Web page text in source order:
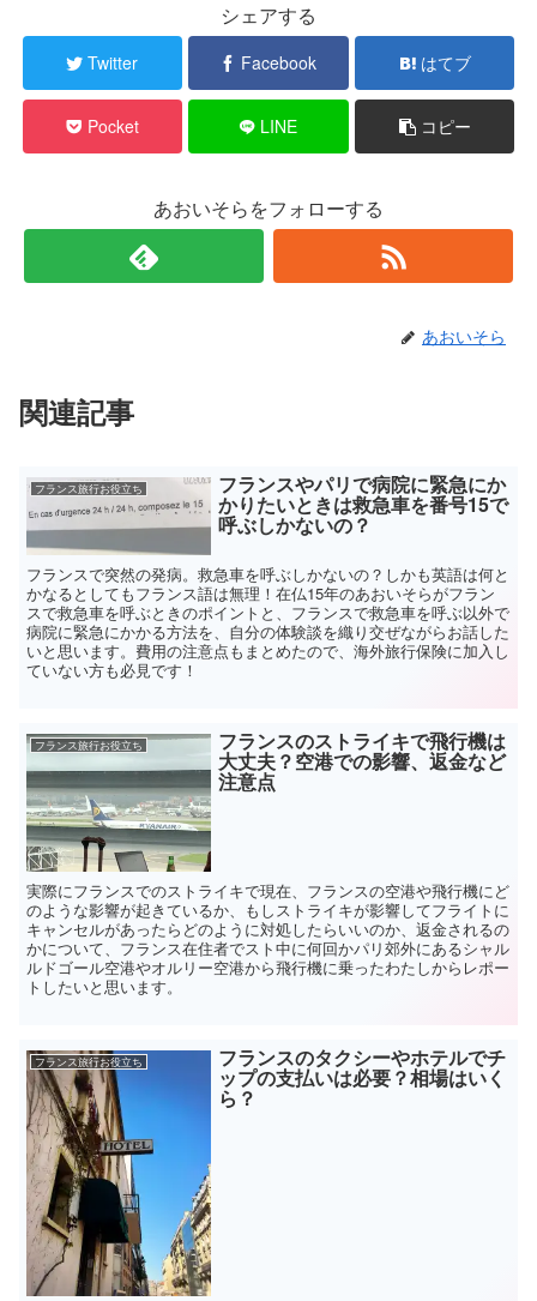
共
有
し
ウ
ィ
ン
き
は
ク
リ
ク
て
く
だ
し
ウ
ィ
ン
)
シェアする
Twitter Facebook はてブ
Pocket LINE コピー
あおいそらをフォローする
あおいそら
関連記事
フランス旅行お役立ち フランスやパリで病院に緊急にか
かりたいときは救急車を番号15で
呼ぶしかないの？
フランスで突然の発病。救急車を呼ぶしかないの？しかも英語は何と
かなるとしてもフランス語は無理！在仏15年のあおいそらがフラン
スで救急車を呼ぶときのポイントと、フランスで救急車を呼ぶ以外で
病院に緊急にかかる方法を、自分の体験談を織り交ぜながらお話した
いと思います。費用の注意点もまとめたので、海外旅行保険に加入し
ていない方も必見です！
フランス旅行お役立ち フランスのストライキで飛行機は
大丈夫？空港での影響、返金など
注意点
実際にフランスでのストライキで現在、フランスの空港や飛行機にど
のような影響が起きているか、もしストライキが影響してフライトに
キャンセルがあったらどのように対処したらいいのか、返金されるの
かについて、フランス在住者でスト中に何回かパリ郊外にあるシャル
ルドゴール空港やオルリー空港から飛行機に乗ったわたしからレポー
トしたいと思います。
フランス旅行お役立ち フランスのタクシーやホテルでチ
ップの支払いは必要？相場はいく
ら？